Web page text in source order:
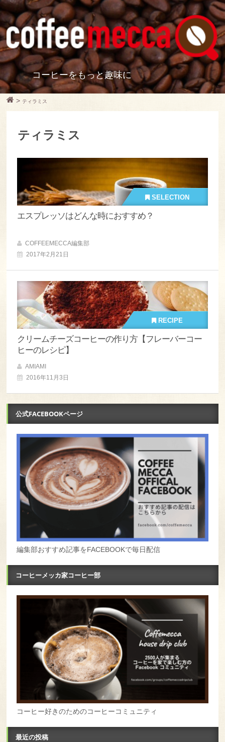
コーヒーをもっと趣味に
> ティラミス
ティラミス
SELECTION
エスプレッソはどんな時におすすめ？
COFFEEMECCA編集部
2017年2月21日
RECIPE
クリームチーズコーヒーの作り方【フレーバーコー
ヒーのレシピ】
AMIAMI
2016年11月3日
公式FACEBOOKページ
編集部おすすめ記事をFACEBOOKで毎日配信
コーヒーメッカ家コーヒー部
コーヒー好きのためのコーヒーコミュニティ
最近の投稿